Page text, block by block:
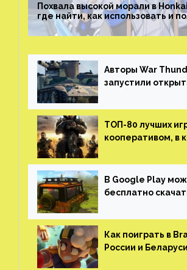
Похвала высокой морали в
где найти, как использовать и
скрытые достижения
Авторы War
запустили
трейлер и
ТОП-80 лучших
кооперативом, в
(никаких MMO)
В Google Play
бесплатно
открытым миром,
гонками и
Как поиграть в
России и